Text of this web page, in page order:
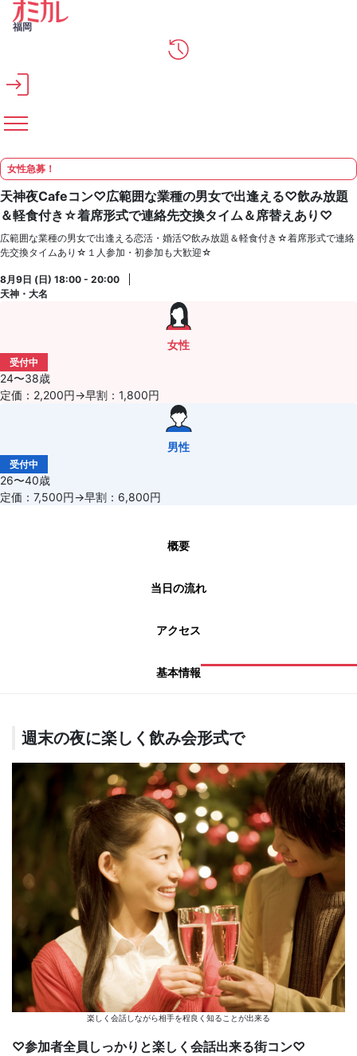
メインコンテンツへスキップ
福岡
女性急募！
天神夜Cafeコン♡広範囲な業種の男女で出逢える♡飲み放題
＆軽食付き☆着席形式で連絡先交換タイム＆席替えあり♡
広範囲な業種の男女で出逢える恋活・婚活♡飲み放題＆軽食付き☆着席形式で連絡
先交換タイムあり☆１人参加・初参加も大歓迎☆
8月9日 (日) 18:00 - 20:00
天神・大名
女性
受付中
24〜38歳
定価：2,200円→早割：1,800円
男性
受付中
26〜40歳
定価：7,500円→早割：6,800円
概要
当日の流れ
アクセス
基本情報
週末の夜に楽しく飲み会形式で
楽しく会話しながら相手を程良く知ることが出来る
♡参加者全員しっかりと楽しく会話出来る街コン♡